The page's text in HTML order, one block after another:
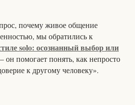
почему живое общение
мы обратились к
solo: осознанный выбор или
он помогает понять, как непросто
к другому человеку».